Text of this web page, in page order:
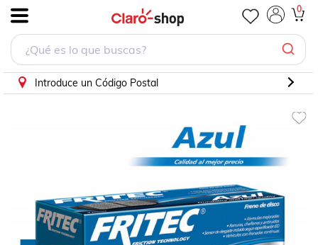
0
Introduce un Código Postal
Balatas Delanteras Tribute 2011 2.5l Fritec Mazda